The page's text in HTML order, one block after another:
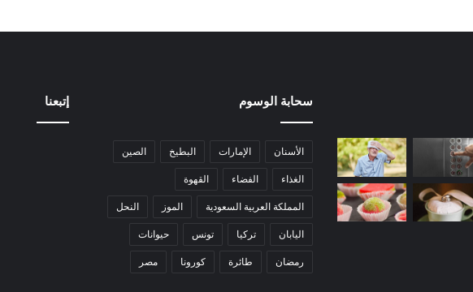
سحابة الوسوم
الأسنان الإمارات البطيخ
الصين
الغذاء
الفضاء
القهوة
المملكة العربية السعودية
الموز
النحل
اليابان
تركيا تونس
حيوانات
رمضان
طائرة كورونا مصر
إتبعنا